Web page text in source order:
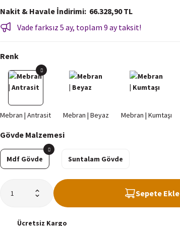
Nakit & Havale İndirimi 66.328,90 TL
Vade farksız 5 ay, toplam 9 ay taksit!
Renk
Gövde Malzemesi
Mdf Gövde Suntalam Gövde
Sepete Ekle
Ücretsiz Kargo